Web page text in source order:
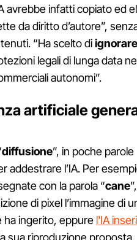
avrebbe infatti copiato ed
da diritto d’autore”,
“Ha scelto di
legali di lunga data
autonomi”.
artificiale
diffusione”, in poche parole
addestrare l’IA. Per
con la parola “cane
di pixel l’immagine di
ha ingerito, eppure l'IA
sua riproduzione proposta.